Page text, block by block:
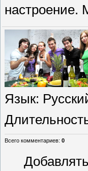
настроение.
Язык:
Всего комментариев: 0